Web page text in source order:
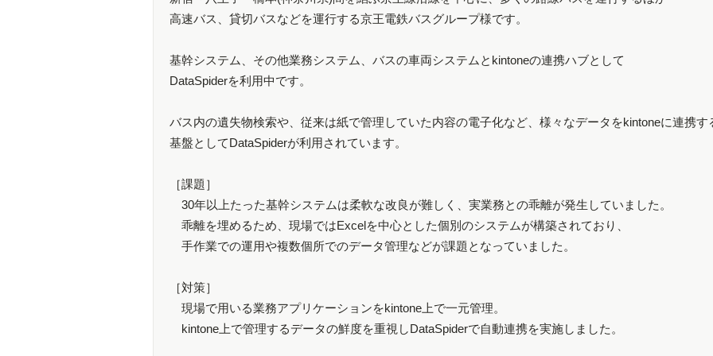
高速バス、貸切バスなどを運行する京王電鉄バスグループ様です。
基幹システム、その他業務システム、バスの車両システムとkintoneの連携ハブとして
DataSpiderを利用中です。
バス内の遺失物検索や、従来は紙で管理していた内容の電子化など、様々なデータをkintoneに連携す
基盤としてDataSpiderが利用されています。
［課題］
30年以上たった基幹システムは柔軟な改良が難しく、実業務との乖離が発生していました。
乖離を埋めるため、現場ではExcelを中心とした個別のシステムが構築されており、
手作業での運用や複数個所でのデータ管理などが課題となっていました。
［対策］
現場で用いる業務アプリケーションをkintone上で一元管理。
kintone上で管理するデータの鮮度を重視しDataSpiderで自動連携を実施しました。